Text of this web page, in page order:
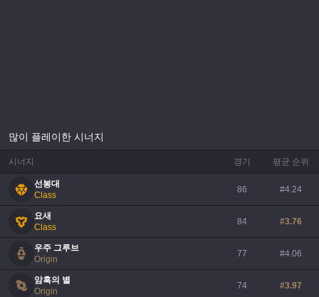
많이 플레이한 시너지
시너지 경기 평균 순위
선봉대
Class
86 #4.24
요새
Class
84 #3.76
우주 그루브
Origin
77 #4.06
암흑의 별
Origin
74 #3.97